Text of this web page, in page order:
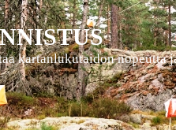
kartanlukutaidon nopeutta